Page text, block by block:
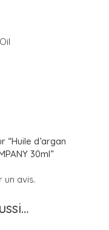
d’argan
30ml”
un avis.